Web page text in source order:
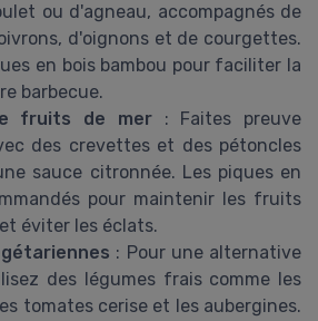
ou d'agneau, accompagnés de
d'oignons et de courgettes.
en bois bambou pour faciliter la
barbecue.
fruits de mer: Faites preuve
des crevettes et des pétoncles
sauce citronnée. Les piques en
pour maintenir les fruits
éviter les éclats.
: Pour une alternative
des légumes frais comme les
tomates cerise et les aubergines.